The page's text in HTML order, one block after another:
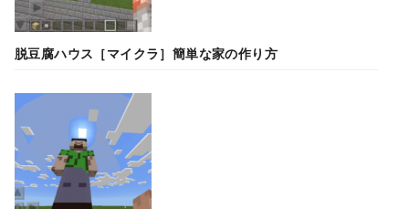
脱豆腐ハウス［マイクラ］簡単な家の作り方